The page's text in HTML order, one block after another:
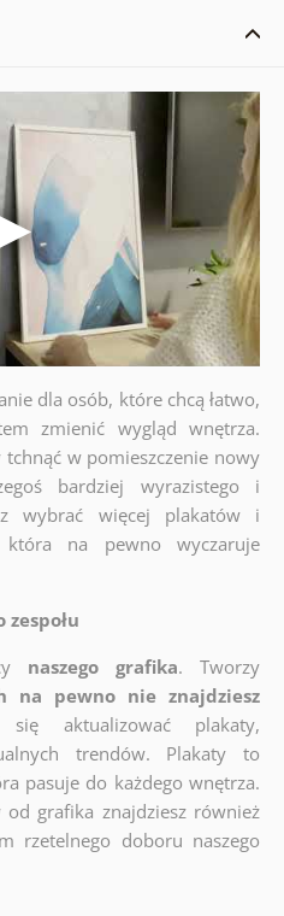
dla osób, które chcą łatwo,
zmienić wygląd wnętrza.
w pomieszczenie nowy
bardziej wyrazistego i
wybrać więcej plakatów i
która na pewno wyczaruje
naszego grafika. Tworzy
na pewno nie znajdziesz
aktualizować plakaty,
trendów. Plakaty to
pasuje do każdego wnętrza.
grafika znajdziesz również
rzetelnego doboru naszego